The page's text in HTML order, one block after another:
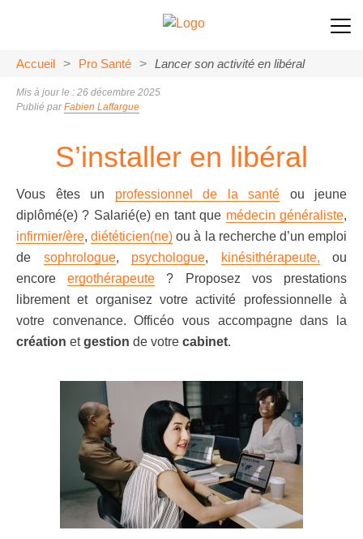
Accueil > Pro Santé > Lancer son activité en libéral
Mis à jour le : 26 décembre 2025
Publié parFabien Laffargue
S’installer en libéral
Vous êtes un professionnel de la santé ou jeune
diplômé(e) ? Salarié(e) en tant que médecin généraliste,
infirmier/ère,diététicien(ne) ou à la recherche d’un emploi
de sophrologue, psychologue, kinésithérapeute, ou
encoreergothérapeute ? Proposez vos prestations
librement et organisez votre activité professionnelle à
votre convenance. Officéo vous accompagne dans la
création etgestion de votre cabinet.